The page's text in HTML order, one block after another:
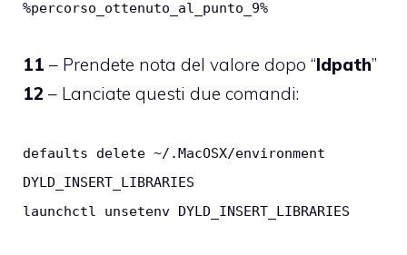
%percorso_ottenuto_al_punto_9%
11 – Prendete nota del valore dopo “ldpath”
12 – Lanciate questi due comandi:
defaults delete ~/.MacOSX/environment
DYLD_INSERT_LIBRARIES
launchctl unsetenv DYLD_INSERT_LIBRARIES